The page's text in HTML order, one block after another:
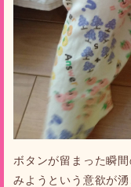
ボタンが留まった瞬
みようという意欲が